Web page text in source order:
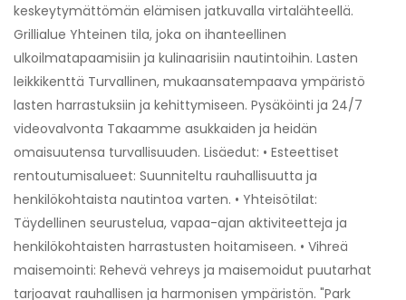
keskeytymättömän elämisen jatkuvalla virtalähteellä.
Grillialue Yhteinen tila, joka on ihanteellinen
ulkoilmatapaamisiin ja kulinaarisiin nautintoihin. Lasten
leikkikenttä Turvallinen, mukaansatempaava ympäristö
lasten harrastuksiin ja kehittymiseen. Pysäköinti ja 24/7
videovalvonta Takaamme asukkaiden ja heidän
omaisuutensa turvallisuuden. Lisäedut: • Esteettiset
rentoutumisalueet: Suunniteltu rauhallisuutta ja
henkilökohtaista nautintoa varten. • Yhteisötilat:
Täydellinen seurustelua, vapaa-ajan aktiviteetteja ja
henkilökohtaisten harrastusten hoitamiseen. • Vihreä
maisemointi: Rehevä vehreys ja maisemoidut puutarhat
tarjoavat rauhallisen ja harmonisen ympäristön. "Park